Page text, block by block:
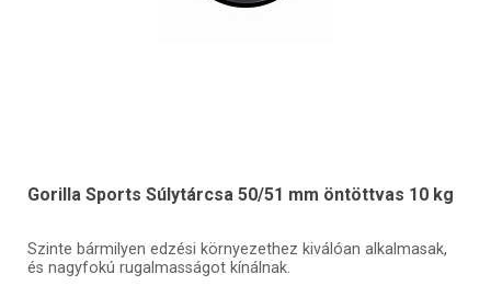
Gorilla Sports Súlytárcsa 50/51 mm öntöttvas 10 kg
Szinte bármilyen edzési környezethez kiválóan alkalmasak,
és nagyfokú rugalmasságot kínálnak.